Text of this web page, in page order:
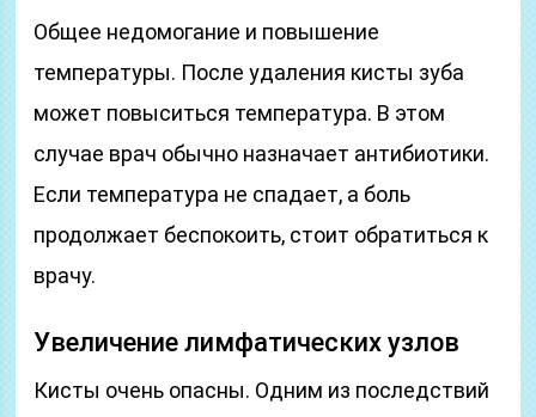
Общее недомогание и повышение
температуры. После удаления кисты зуба
может повыситься температура. В этом
случае врач обычно назначает антибиотики.
Если температура не спадает, а боль
продолжает беспокоить, стоит обратиться к
врачу.
Увеличение лимфатических узлов
Кисты очень опасны. Одним из последствий